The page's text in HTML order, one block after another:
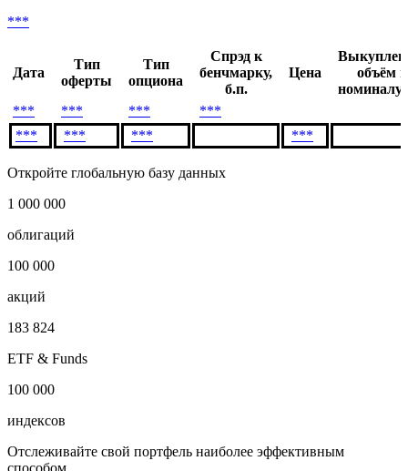
***
Дата
Тип
оферты
Тип
опциона
Спрэд к
бенчмарку,
б.п.
Цена
объём
***
*** ***
***
***
*** *** ***
Откройте глобальную базу данных
1 000 000
облигаций
100 000
акций
183 824
ETF & Funds
100 000
индексов
Отслеживайте свой портфель наиболее эффективным
способом